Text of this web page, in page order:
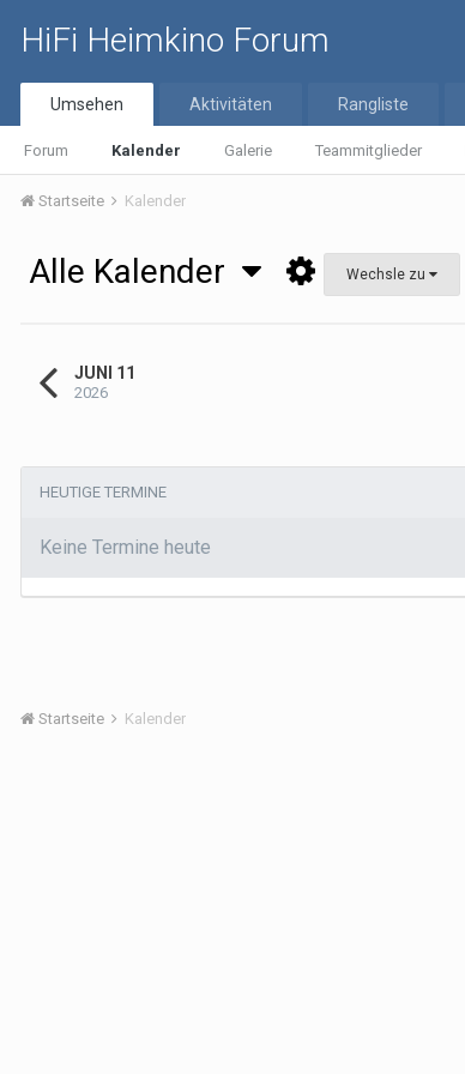
HiFi Heimkino Forum
Umsehen
Forum Kalender Galerie Teammitglieder
Aktivitäten Rangliste
Startseite Kalender
Alle Kalender Wechsle zu
JUNI 11
2026
HEUTIGE TERMINE
Keine Termine heute
Startseite Kalender